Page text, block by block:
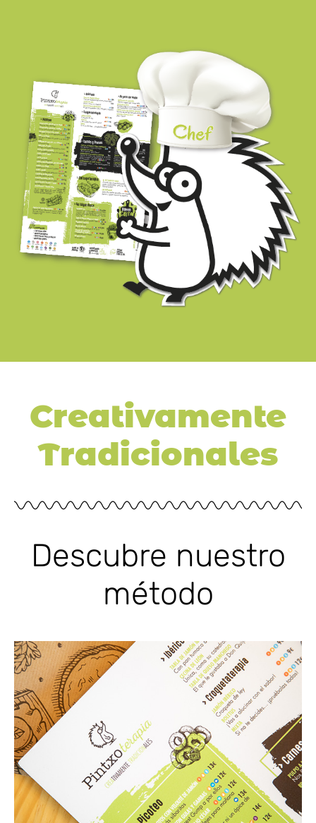
Creativamente
Tradicionales
Descubre nuestro
método